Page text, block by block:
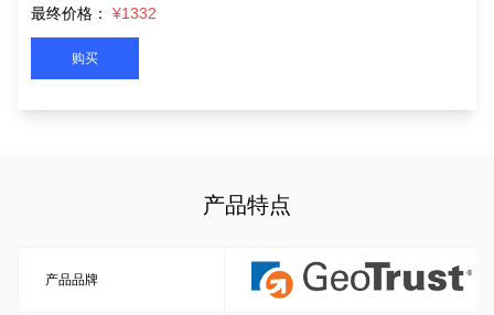
最终价格：
¥1332
购买
产品特点
产品品牌